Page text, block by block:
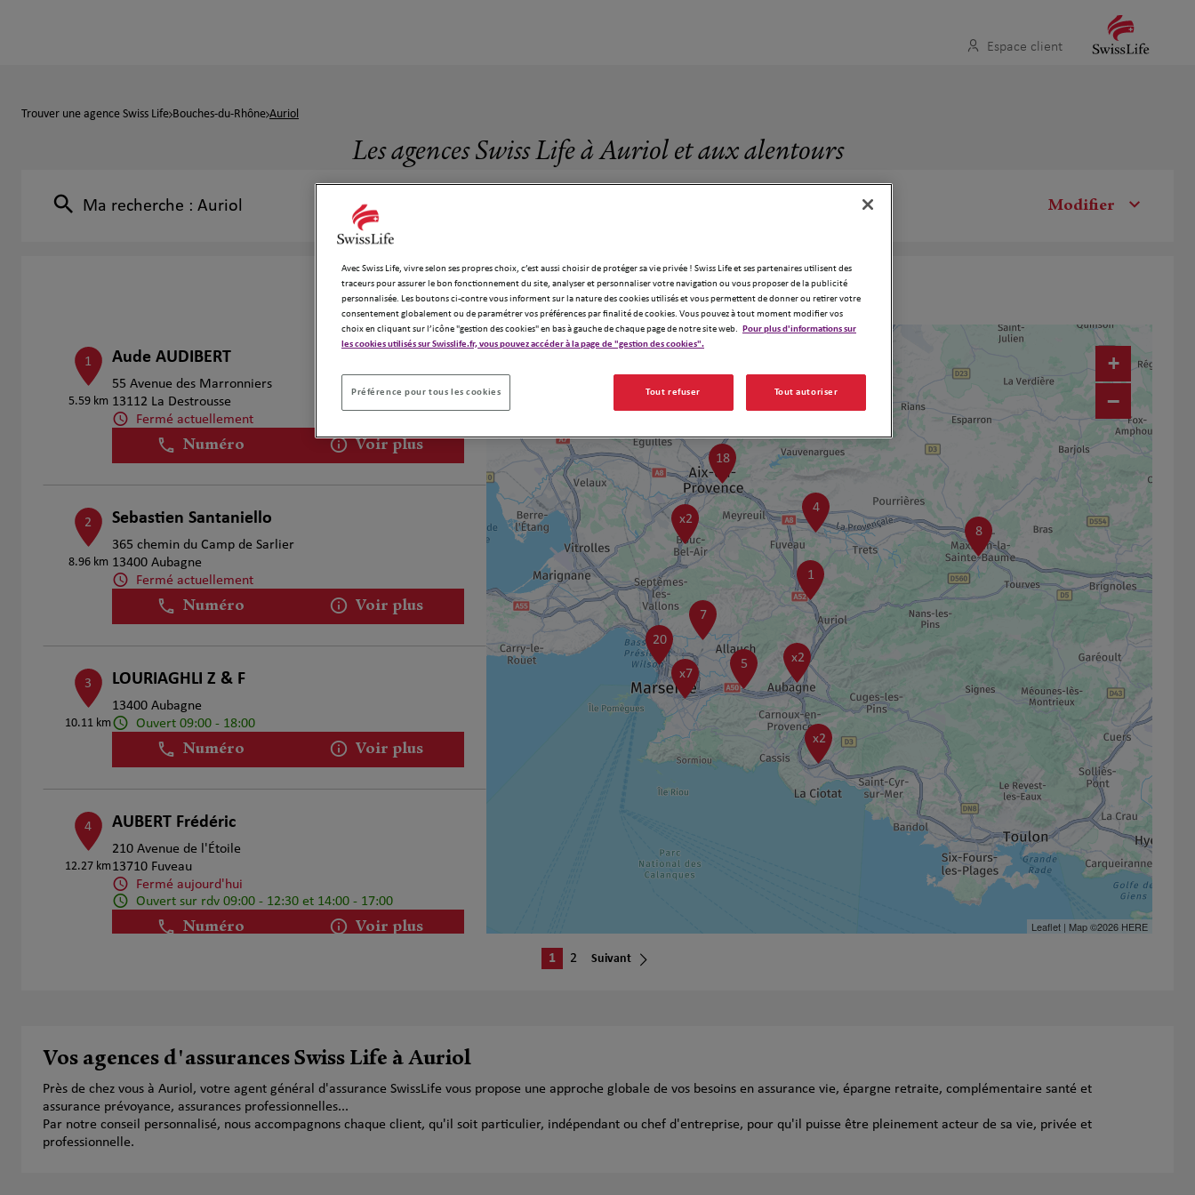
Espace client
Trouver une agence Swiss Life Bouches-du-Rhône Auriol
Les agences Swiss Life à Auriol et aux alentours
Ma recherche : Auriol Modifier
28 agences Swiss Life à Auriol
1
5.59 km
Aude AUDIBERT
55 Avenue des Marronniers
13112 La Destrousse
Fermé actuellement
Numéro Voir plus
2
8.96 km
Sebastien Santaniello
365 chemin du Camp de Sarlier
13400 Aubagne
Fermé actuellement
Numéro Voir plus
3
10.11 km
LOURIAGHLI Z & F
13400 Aubagne
Ouvert 09:00 - 18:00
Numéro Voir plus
4
12.27 km
AUBERT Frédéric
210 Avenue de l'Étoile
13710 Fuveau
Fermé aujourd'hui
Ouvert sur rdv 09:00 - 12:30 et 14:00 - 17:00
Numéro Voir plus
Fermé actuellement
Numéro
8
x2
18
x2
20
7
x7
4
1
5 x2
+
−
Leaflet| Map ©2026 HERE
1 2 Suivant
Vos agences d'assurances Swiss Life à Auriol
Près de chez vous à Auriol, votre agent général d'assurance SwissLife vous propose une approche globale de vos besoins en assurance vie, épargne retraite, complémentaire santé et
assurance prévoyance, assurances professionnelles...
Par notre conseil personnalisé, nous accompagnons chaque client, qu'il soit particulier, indépendant ou chef d'entreprise, pour qu'il puisse être pleinement acteur de sa vie, privée et
professionnelle.
Avec Swiss Life, vivre selon ses propres choix, c’est aussi choisir de protéger sa vie privée ! Swiss Life et ses partenaires utilisent des
traceurs pour assurer le bon fonctionnement du site, analyser et personnaliser votre navigation ou vous proposer de la publicité
personnalisée. Les boutons ci-contre vous informent sur la nature des cookies utilisés et vous permettent de donner ou retirer votre
consentement globalement ou de paramétrer vos préférences par finalité de cookies. Vous pouvez à tout moment modifier vos
choix en cliquant sur l’icône "gestion des cookies" en bas à gauche de chaque page de notre site web. Pour plus d'informations sur
les cookies utilisés sur Swisslife.fr, vous pouvez accéder à la page de "gestion des cookies".
Préférence pour tous les cookies Tout refuser Tout autoriser